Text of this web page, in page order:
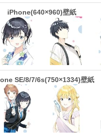
iPhone(640×960)壁紙
SE/8/7/6s(750×1334)壁紙